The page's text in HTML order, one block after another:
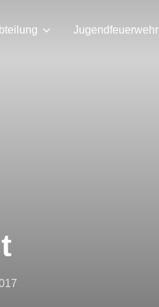
Jugendfeuerwehr